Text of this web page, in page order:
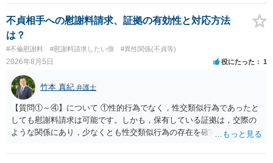
検察庁に訴えるのもありかもしれないですが、実際に捜査をするの
は、結局所轄だと思われますので、やはり結論は変わらないかもしれ
ないです。 一度、最寄りの「刑事に強い」とうたっている弁護士に相
談してみてはいかがでしょうか。 以上、ご参考まで。
不貞相手への慰謝料請求、証拠の有効性と対応方法
は？
#不倫慰謝料 #慰謝料請求したい側 #異性関係(不貞等)
2026年8月5日 役にたった 1
竹本 真紀 弁護士
【質問①～④】について ①性的行為でなく，性交類似行為であったと
しても慰謝料請求は可能です。しかも，保有している証拠は，交際の
ような関係にあり，少なくとも性交類似行為の存在を確実に証明でき
ことを窺わせるものです。）。ですから，慰謝料請求を進めることで